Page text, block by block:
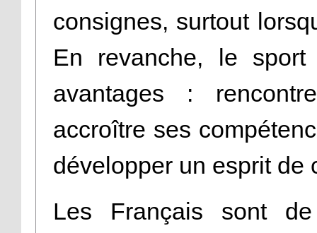
consignes, surtout
En revanche, le
avantages :
accroître ses
développer un esprit de
Les Français sont